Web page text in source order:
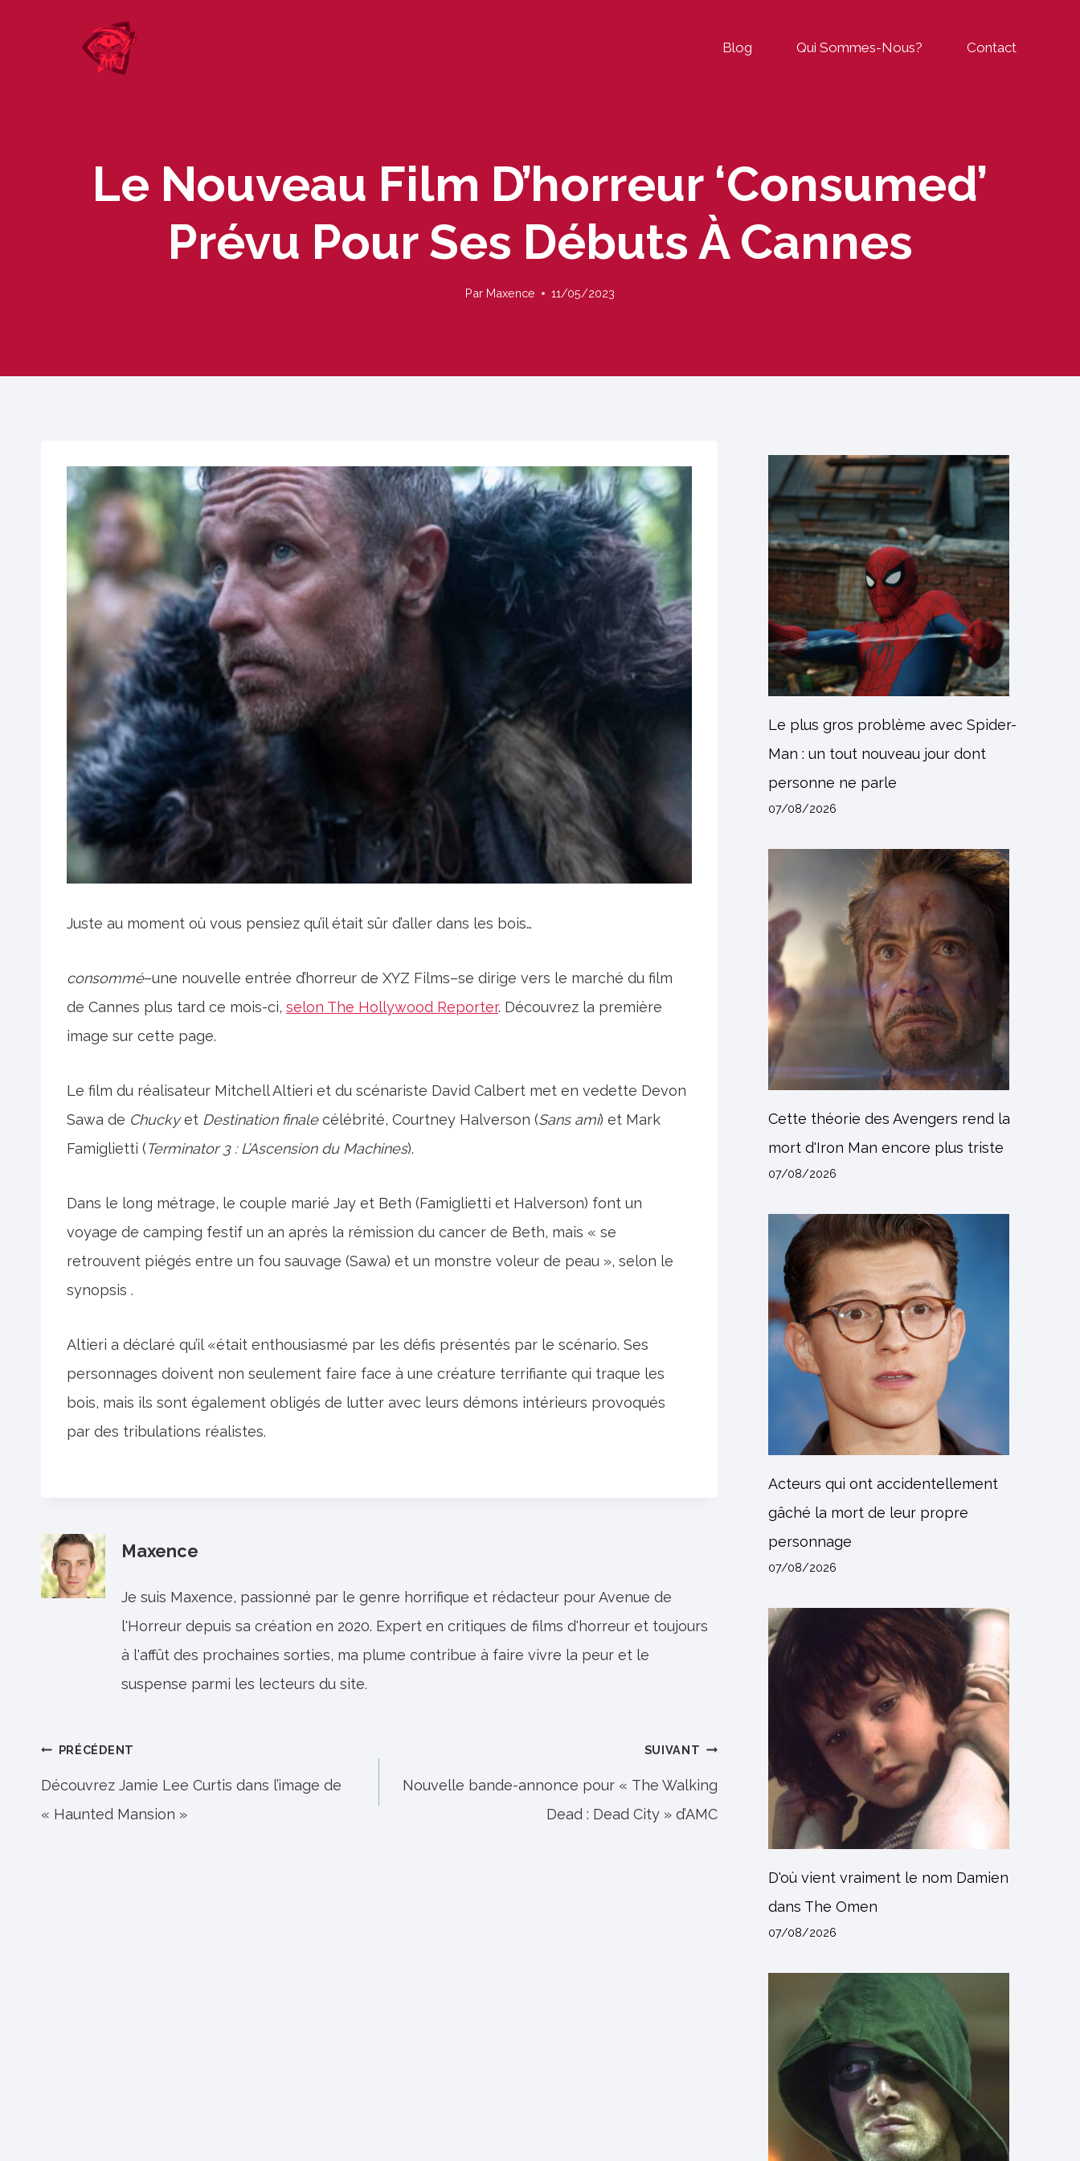
Blog Qui Sommes-Nous? Contact
Le Nouveau Film D’horreur ‘Consumed’
Prévu Pour Ses Débuts À Cannes
Par Maxence 11/05/2023
Juste au moment où vous pensiez qu’il était sûr d’aller dans les bois…
consommé–une nouvelle entrée d’horreur de XYZ Films–se dirige vers le marché du film
de Cannes plus tard ce mois-ci, selon The Hollywood Reporter. Découvrez la première
image sur cette page.
Le film du réalisateur Mitchell Altieri et du scénariste David Calbert met en vedette Devon
Sawa de Chuckyet Destination finalecélébrité, Courtney Halverson (Sans ami) et Mark
Famiglietti (Terminator 3 : L’Ascension du Machines).
Dans le long métrage, le couple marié Jay et Beth (Famiglietti et Halverson) font un
voyage de camping festif un an après la rémission du cancer de Beth, mais « se
retrouvent piégés entre un fou sauvage (Sawa) et un monstre voleur de peau », selon le
synopsis .
Altieri a déclaré qu’il «était enthousiasmé par les défis présentés par le scénario. Ses
personnages doivent non seulement faire face à une créature terrifiante qui traque les
bois, mais ils sont également obligés de lutter avec leurs démons intérieurs provoqués
par des tribulations réalistes.
Maxence
Je suis Maxence, passionné par le genre horrifique et rédacteur pour Avenue de
l'Horreur depuis sa création en 2020. Expert en critiques de films d'horreur et toujours
à l'affût des prochaines sorties, ma plume contribue à faire vivre la peur et le
suspense parmi les lecteurs du site.
Navigation
de
l’article
PRÉCÉDENT
Découvrez Jamie Lee Curtis dans l’image de
« Haunted Mansion »
SUIVANT
Nouvelle bande-annonce pour « The Walking
Dead : Dead City » d’AMC
Le plus gros problème avec Spider-
Man : un tout nouveau jour dont
personne ne parle
07/08/2026
Cette théorie des Avengers rend la
mort d'Iron Man encore plus triste
07/08/2026
Acteurs qui ont accidentellement
gâché la mort de leur propre
personnage
07/08/2026
D'où vient vraiment le nom Damien
dans The Omen
07/08/2026